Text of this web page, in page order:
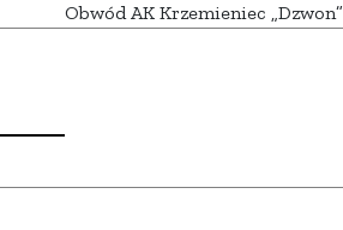
Obwód AK Krzemieniec „Dzwon”